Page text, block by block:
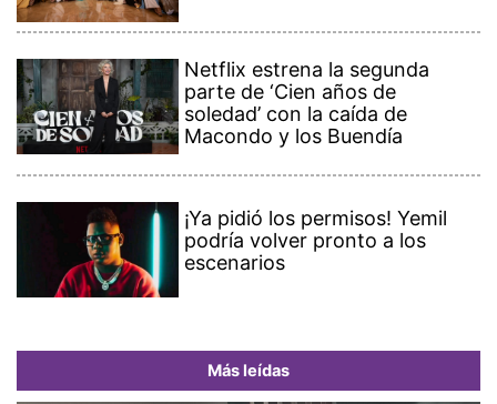
Netflix estrena la segunda
parte de ‘Cien años de
soledad’ con la caída de
Macondo y los Buendía
¡Ya pidió los permisos! Yemil
podría volver pronto a los
escenarios
Más leídas